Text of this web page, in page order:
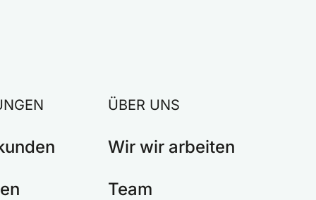
ÜBER UNS
Wir wir arbeiten
Team